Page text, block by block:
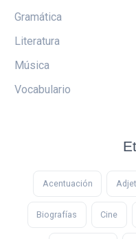
Gramática
Literatura
Música
Vocabulario
Acentuación
Biografías Cine